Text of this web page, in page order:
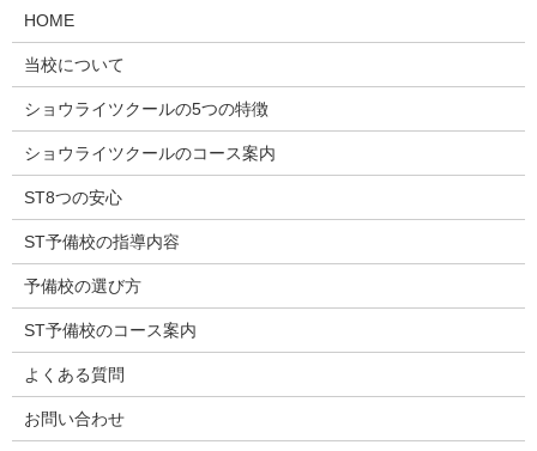
HOME
当校について
ショウライツクールの5つの特徴
ショウライツクールのコース案内
ST8つの安心
ST予備校の指導内容
予備校の選び方
ST予備校のコース案内
よくある質問
お問い合わせ